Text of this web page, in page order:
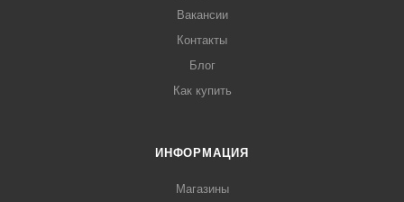
Вакансии
Контакты
Блог
Как купить
ИНФОРМАЦИЯ
Магазины